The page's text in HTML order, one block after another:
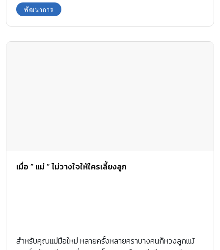
พัฒนาการ
เมื่อ ” แม่ ” ไม่วางใจให้ใครเลี้ยงลูก
สำหรับคุณแม่มือใหม่ หลายครั้งหลายคราบางคนก็หวงลูกแม้